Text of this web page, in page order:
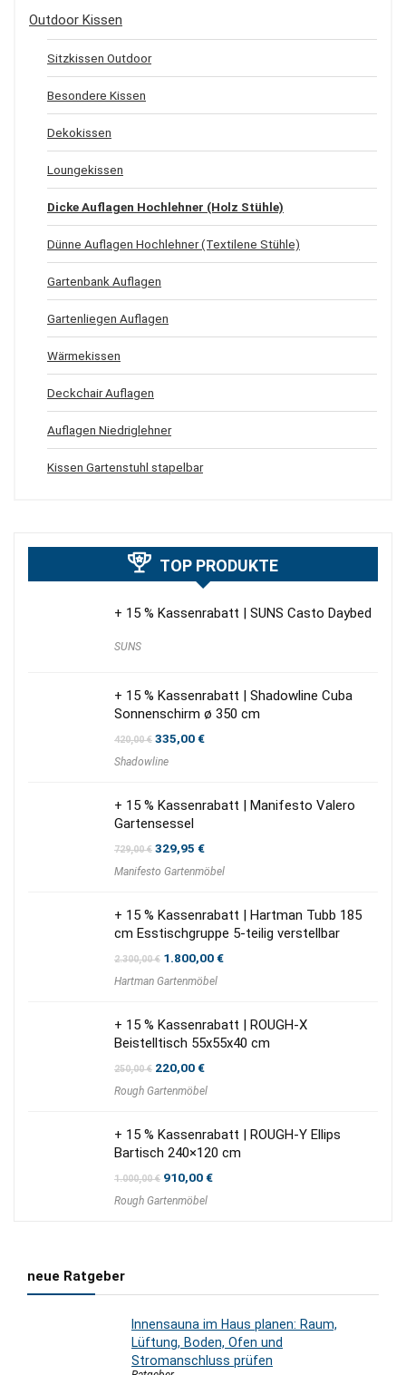
Outdoor Kissen
Sitzkissen Outdoor
Besondere Kissen
Dekokissen
Loungekissen
Dicke Auflagen Hochlehner (Holz Stühle)
Dünne Auflagen Hochlehner (Textilene Stühle)
Gartenbank Auflagen
Gartenliegen Auflagen
Wärmekissen
Deckchair Auflagen
Auflagen Niedriglehner
Kissen Gartenstuhl stapelbar
TOP PRODUKTE
+ 15 % Kassenrabatt | SUNS Casto Daybed
SUNS
+ 15 % Kassenrabatt | Shadowline Cuba
Sonnenschirm ø 350 cm
420,00€ Ursprünglicher
war:
335,00€Aktueller
Shadowline
+ 15 % Kassenrabatt | Manifesto Valero
Gartensessel
729,00€ Ursprünglicher
war:
329,95 €Aktueller
ist:
Manifesto Gartenmöbel
+ 15 % Kassenrabatt | Hartman Tubb 185
cm Esstischgruppe 5-teilig verstellbar
2.300,00€ Ursprünglicher
war:
1.800,00€Aktueller
Hartman Gartenmöbel
+ 15 % Kassenrabatt | ROUGH-X
Beistelltisch 55x55x40 cm
250,00€ Ursprünglicher
war:
220,00€Aktueller
ist:
Rough Gartenmöbel
+ 15 % Kassenrabatt | ROUGH-Y Ellips
Bartisch 240×120 cm
1.000,00€ Ursprünglicher
war:
910,00€Aktueller
Rough Gartenmöbel
neue Ratgeber
Innensauna im Haus planen: Raum,
Lüftung, Boden, Ofen und
Stromanschluss prüfen